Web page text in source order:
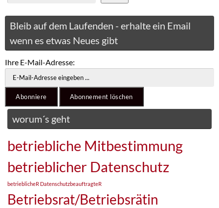
Bleib auf dem Laufenden - erhalte ein Email
wenn es etwas Neues gibt
Ihre E-Mail-Adresse:
worum´s geht
betriebliche Mitbestimmung
betrieblicher Datenschutz
betrieblicheR DatenschutzbeauftragteR
Betriebsrat/Betriebsrätin